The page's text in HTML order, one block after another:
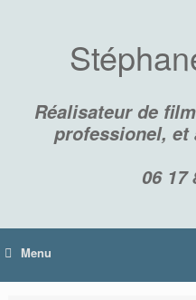
Réalisateur de
professionel, et
06 17
Menu